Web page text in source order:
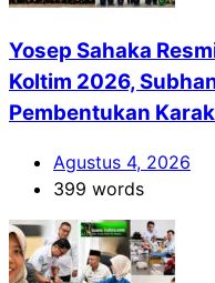
Yosep Sahaka
Koltim 2026,
Pembentukan
Agustus 4, 2026
399 words